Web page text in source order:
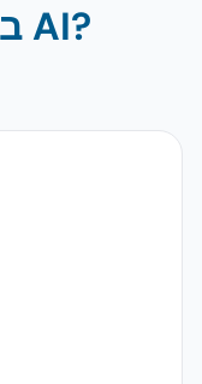
ביקורת מבוסס AI?